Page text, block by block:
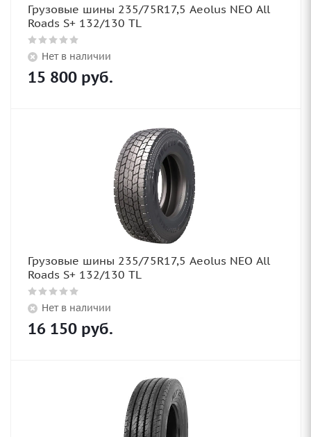
Грузовые шины 235/75R17,5 Aeolus NEO All
Roads S+ 132/130 TL
Нет в наличии
15 800 руб.
Грузовые шины 235/75R17,5 Aeolus NEO All
Roads S+ 132/130 TL
Нет в наличии
16 150 руб.